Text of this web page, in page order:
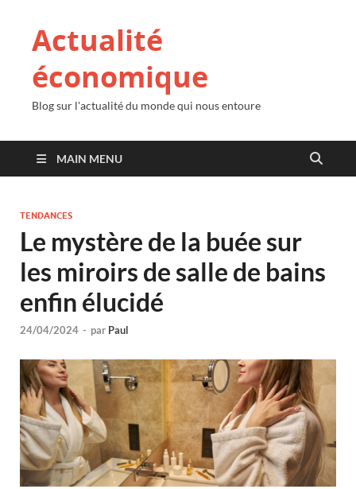
Actualité
économique
Blog sur l'actualité du monde qui nous entoure
MAIN MENU
TENDANCES
Le mystère de la buée sur
les miroirs de salle de bains
enfin élucidé
24/04/2024 - par Paul